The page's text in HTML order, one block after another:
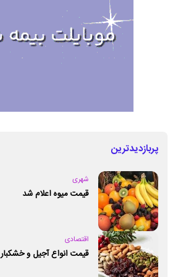
پربازدیدترین
شهری
قیمت میوه اعلام شد
اقتصادی
قیمت انواع آجیل و خشکبار